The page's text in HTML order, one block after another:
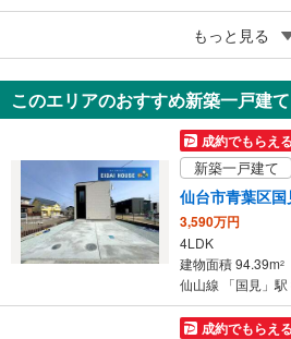
成約でもらえ
登米市東和町
1,299万円
6LDK
124.78m2
宮城県登米市東和
もっと見る
このエリアのおすすめ新築一戸建て
成約でもらえる
新築一戸建て
仙台市青葉区国
3,590万円
4LDK
建物面積 94.39m2
仙山線 「国見」
成約でもらえる